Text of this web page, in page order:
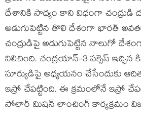
దేశానికి సాధ్యం కాని విధంగా చంద్రుడి
అడుగుపెట్టిన తొలి దేశంగా భారత్
చంద్రుడిపై అడుగుపెట్టిన నాలుగో
నిలిచింది. చంద్రయాన్-3 సక్సెస్ ఇచ్చిన
సూర్యుడిపై అధ్యయనం చేసేందుకు
ఇస్రో చేపట్టింది. ఈ క్రమంలోనే ఇస్రో
సోలార్ మిషన్ లాంచింగ్ కార్యక్రమం